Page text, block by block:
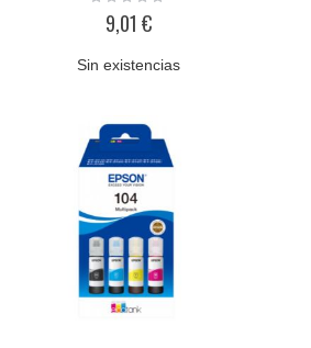
9,01 €
Sin existencias